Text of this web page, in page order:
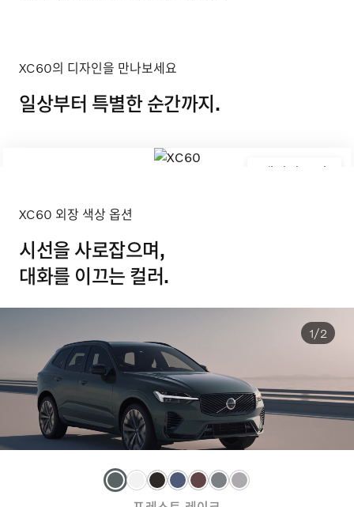
XC60의 디자인을 만나보세요
일상부터 특별한 순간까지.
갤러리 보기
XC60 외장 색상 옵션
시선을 사로잡으며,
대화를 이끄는 컬러.
1/2